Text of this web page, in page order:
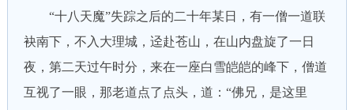
“十八天魔”失踪之后的二十年某日，有一僧一道联
袂南下，不入大理城，迳赴苍山，在山内盘旋了一日
夜，第二天过午时分，来在一座白雪皑皑的峰下，僧道
互视了一眼，那老道点了点头，道：“佛兄，是这里